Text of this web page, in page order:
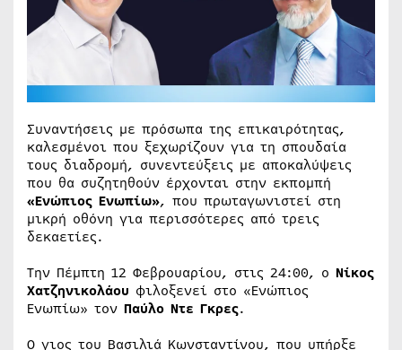
Συναντήσεις με πρόσωπα της επικαιρότητας,
καλεσμένοι που ξεχωρίζουν για τη σπουδαία
τους διαδρομή, συνεντεύξεις με αποκαλύψεις
που θα συζητηθούν έρχονται στην εκπομπή
«Ενώπιος Ενωπίω», που πρωταγωνιστεί στη
μικρή οθόνη για περισσότερες από τρεις
δεκαετίες.
Την Πέμπτη 12 Φεβρουαρίου, στις 24:00, ο Νίκος
Χατζηνικολάου φιλοξενεί στο «Ενώπιος
Ενωπίω» τον Παύλο Ντε Γκρες.
Ο γιος του Βασιλιά Κωνσταντίνου, που υπήρξε